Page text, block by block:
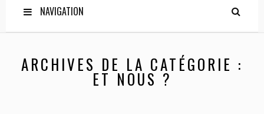
NAVIGATION
ARCHIVES DE LA CATÉGORIE :
ET NOUS ?